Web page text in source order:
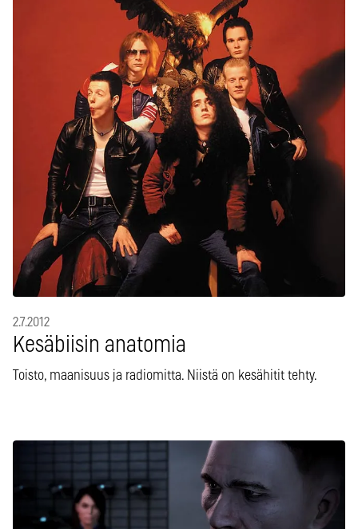
2.7.2012
Kesäbiisin anatomia
Toisto, maanisuus ja radiomitta. Niistä on kesähitit tehty.